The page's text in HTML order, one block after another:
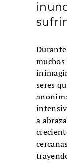
seres
a